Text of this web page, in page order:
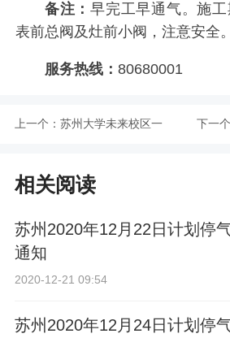
备注：早完工早通气。施
表前总阀及灶前小阀，注意安全。
服务热线： 80680001
上一个： 苏州大学未来校区一 下一个
相关阅读
苏州2020年12月22日计划停
通知
2020-12-21 09:54
苏州2020年12月24日计划停